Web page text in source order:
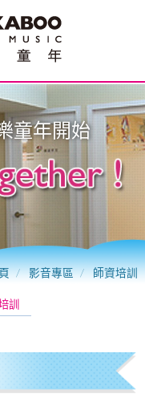
童年開始
影音專區 師資培訓
訓